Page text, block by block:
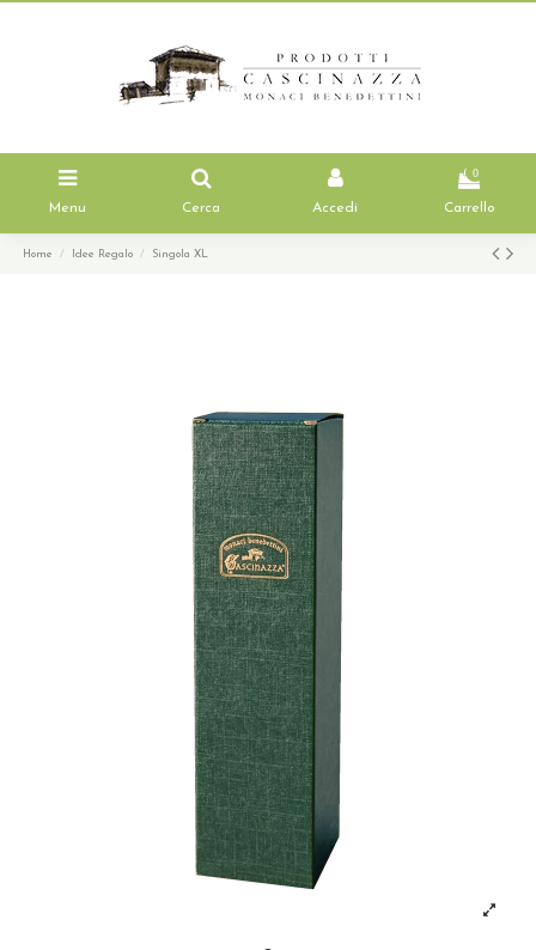
Menu Cerca Accedi
0
Carrello
Home Idee Regalo Singola XL